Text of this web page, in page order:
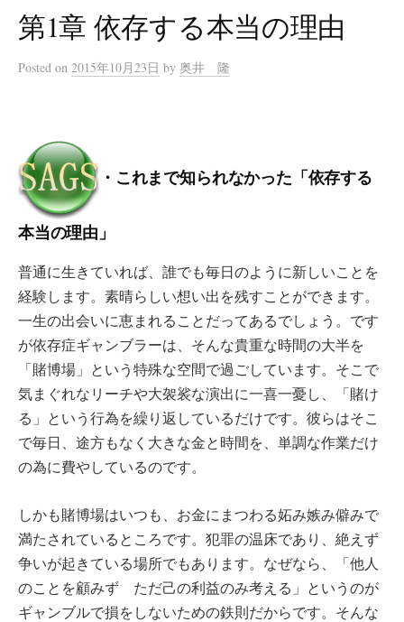
第1章 依存する本当の理由
Posted on 2015年10月23日 by 奥井 隆
・これまで知られなかった「依存する
本当の理由」
普通に生きていれば、誰でも毎日のように新しいことを
経験します。素晴らしい想い出を残すことができます。
一生の出会いに恵まれることだってあるでしょう。です
が依存症ギャンブラーは、そんな貴重な時間の大半を
「賭博場」という特殊な空間で過ごしています。そこで
気まぐれなリーチや大袈裟な演出に一喜一憂し、「賭け
る」という行為を繰り返しているだけです。彼らはそこ
で毎日、途方もなく大きな金と時間を、単調な作業だけ
の為に費やしているのです。
しかも賭博場はいつも、お金にまつわる妬み嫉み僻みで
満たされているところです。犯罪の温床であり、絶えず
争いが起きている場所でもあります。なぜなら、「他人
のことを顧みず ただ己の利益のみ考える」というのが
ギャンブルで損をしないための鉄則だからです。そんな